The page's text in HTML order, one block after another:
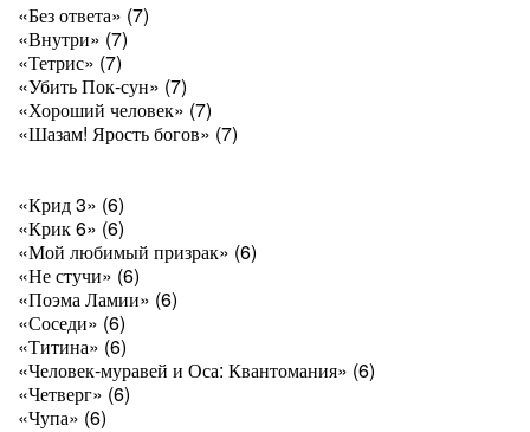
«Без ответа» (7)
«Внутри» (7)
«Тетрис» (7)
«Убить Пок-сун» (7)
«Хороший человек» (7)
«Шазам! Ярость богов» (7)
«Крид 3» (6)
«Крик 6» (6)
«Мой любимый призрак» (6)
«Не стучи» (6)
«Поэма Ламии» (6)
«Соседи» (6)
«Титина» (6)
«Человек-муравей и Оса: Квантомания» (6)
«Четверг» (6)
«Чупа» (6)